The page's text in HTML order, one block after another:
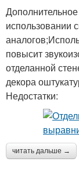
использовании
повысит
отделанной
декора
Недостатки:
читать дальше →